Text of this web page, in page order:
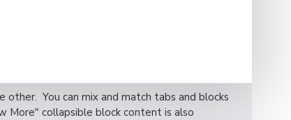
You can mix and match tabs and blocks
More" collapsible block content is also